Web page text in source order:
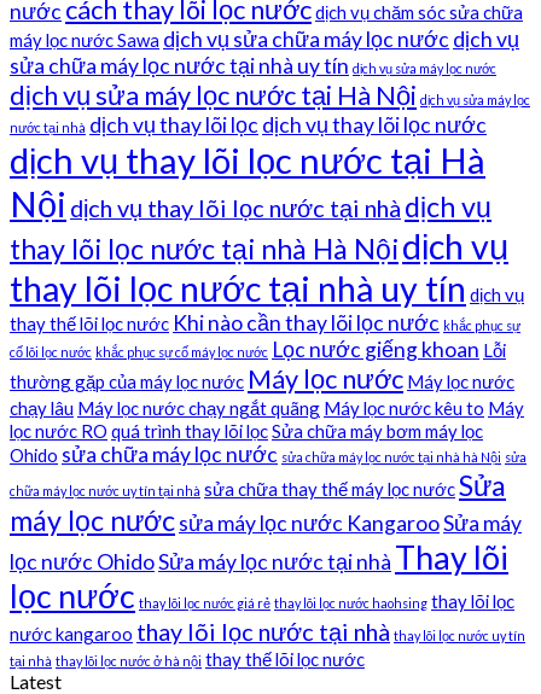
nước cách thay lõi lọc nướcdịch vụ chăm sóc sửa chữa
máy lọc nước Sawa dịch vụ sửa chữa máy lọc nước dịch vụ
sửa chữa máy lọc nước tại nhà uy tín dịch vụ sửa máy lọc nước
dịch vụ sửa máy lọc nước tại Hà Nội dịch vụ sửa máy lọc
nước tại nhà dịch vụ thay lõi lọc dịch vụ thay lõi lọc nước
dịch vụ thay lõi lọc nước tại Hà
Nội dịch vụ thay lõi lọc nước tại nhà dịch vụ
thay lõi lọc nước tại nhà Hà Nộidịch vụ
thay lõi lọc nước tại nhà uy tín dịch vụ
thay thế lõi lọc nước Khi nào cần thay lõi lọc nước khắc phục sự
cố lõi lọc nước khắc phục sự cố máy lọc nước Lọc nước giếng khoan Lỗi
thường gặp của máy lọc nước Máy lọc nước Máy lọc nước
chạy lâu Máy lọc nước chạy ngắt quãng Máy lọc nước kêu to Máy
lọc nước RO quá trình thay lõi lọcSửa chữa máy bơm máy lọc
Ohido sửa chữa máy lọc nước sửa chữa máy lọc nước tại nhà hà Nội sửa
chữa máy lọc nước uy tín tại nhà sửa chữa thay thế máy lọc nướcSửa
máy lọc nướcsửa máy lọc nước KangarooSửa máy
lọc nước OhidoSửa máy lọc nước tại nhà Thay lõi
lọc nước thay lõi lọc nước giá rẻ thay lõi lọc nước haohsing thay lõi lọc
nước kangaroo thay lõi lọc nước tại nhà thay lõi lọc nước uy tín
tại nhà thay lõi lọc nước ở hà nội thay thế lõi lọc nước
Latest